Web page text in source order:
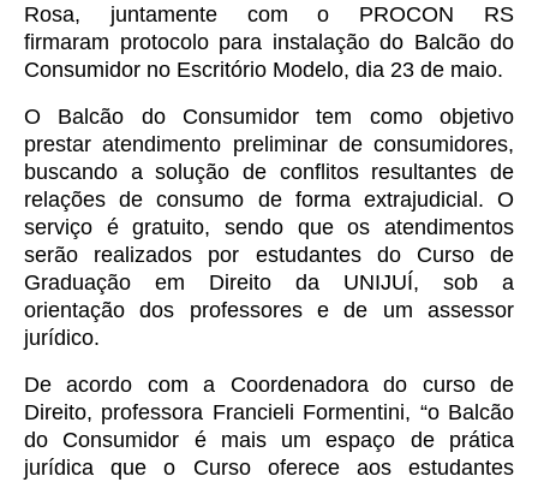
Rosa, juntamente com o PROCON RS
firmaram protocolo para instalação do Balcão do
Consumidor no Escritório Modelo, dia 23 de maio.
O Balcão do Consumidor tem como objetivo
prestar atendimento preliminar de consumidores,
buscando a solução de conflitos resultantes de
relações de consumo de forma extrajudicial. O
serviço é gratuito, sendo que os atendimentos
serão realizados por estudantes do Curso de
Graduação em Direito da UNIJUÍ, sob a
orientação dos professores e de um assessor
jurídico.
De acordo com a Coordenadora do curso de
Direito, professora Francieli Formentini, “o Balcão
do Consumidor é mais um espaço de prática
jurídica que o Curso oferece aos estudantes